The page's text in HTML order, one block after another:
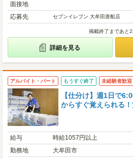
面接地
応募先
セブンイレブン 大牟田唐船店
掲載終了まであと
詳細を見る
アルバイト・パート もうすぐ終了 未経験者歓迎
【仕分け】週1日で
からすぐ覚えられる
給与
時給1057円以上
勤務地
大牟田市